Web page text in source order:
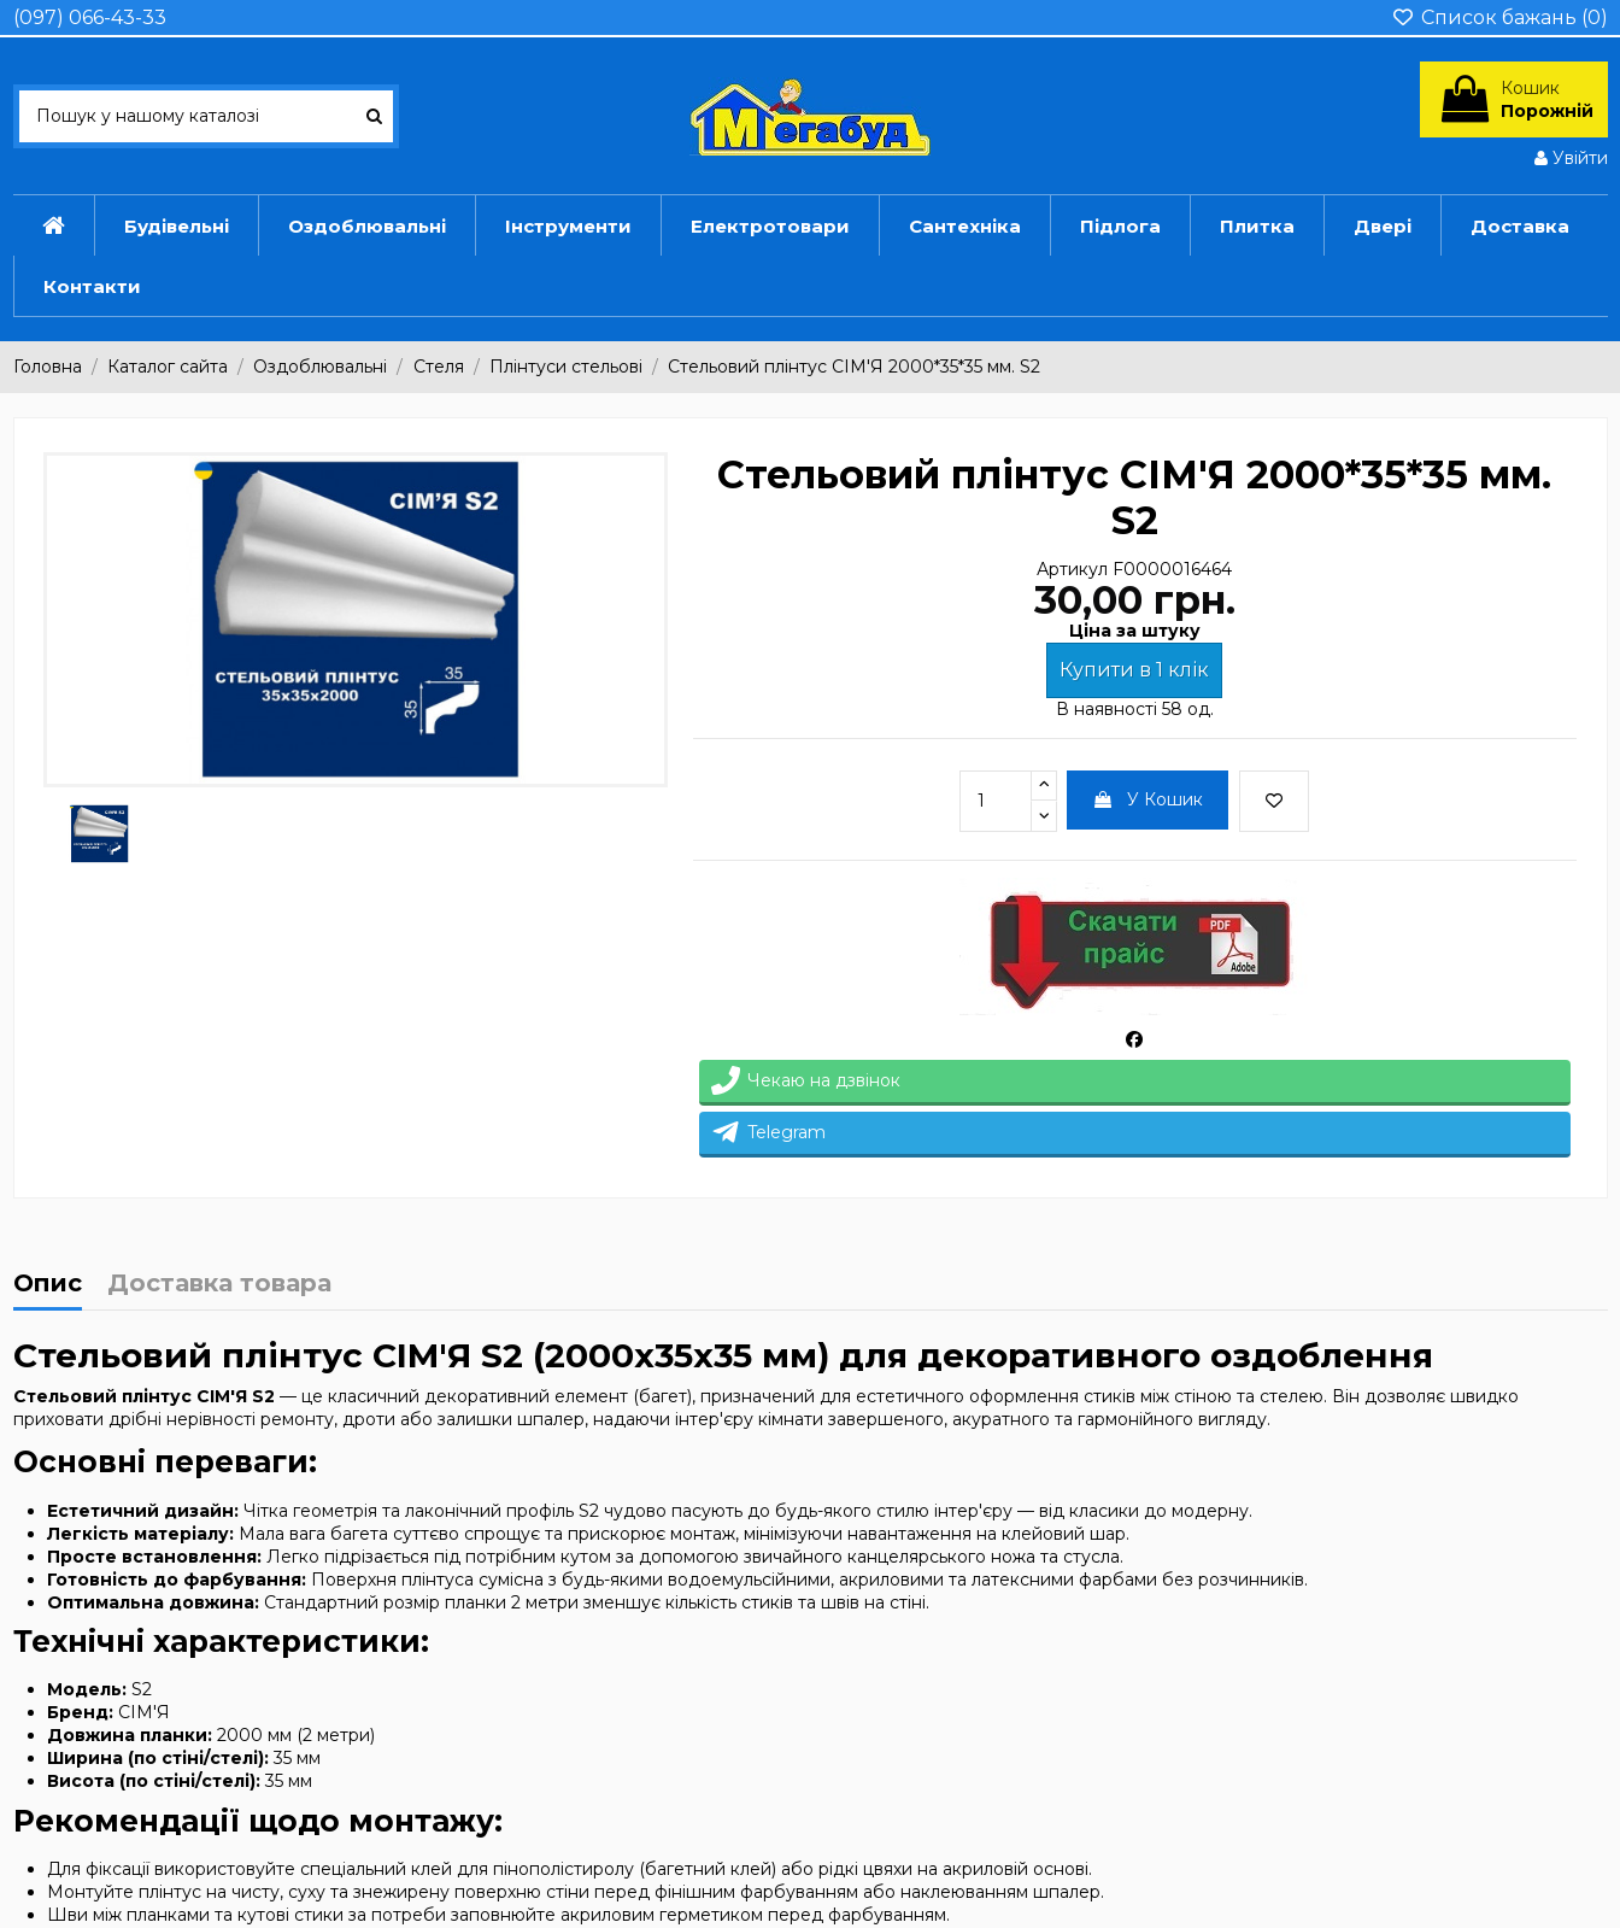
(097) 066-43-33 Список бажань (0)
Кошик
Порожній
Увійти
Будівельні Оздоблювальні Інструменти Електротовари Сантехніка Підлога Плитка Двері Доставка
Контакти
Головна Каталог сайта Оздоблювальні Стеля Плінтуси стельові Стельовий плінтус СІМ'Я 2000*35*35 мм. S2
Стельовий плінтус СІМ'Я 2000*35*35 мм.
S2
Артикул F0000016464
30,00 грн.
Ціна за штуку
Купити в 1 клік
В наявності 58 од.
У Кошик
Чекаю на дзвінок
Telegram
Опис Доставка товара
Стельовий плінтус СІМ'Я S2 (2000х35х35 мм) для декоративного оздоблення
Стельовий плінтус СІМ'Я S2 — це класичний декоративний елемент (багет), призначений для естетичного оформлення стиків між стіною та стелею. Він дозволяє швидко
приховати дрібні нерівності ремонту, дроти або залишки шпалер, надаючи інтер'єру кімнати завершеного, акуратного та гармонійного вигляду.
Основні переваги:
Естетичний дизайн:Чітка геометрія та лаконічний профіль S2 чудово пасують до будь-якого стилю інтер'єру — від класики до модерну.
Легкість матеріалу:Мала вага багета суттєво спрощує та прискорює монтаж, мінімізуючи навантаження на клейовий шар.
Просте встановлення:Легко підрізається під потрібним кутом за допомогою звичайного канцелярського ножа та стусла.
Готовність до фарбування:Поверхня плінтуса сумісна з будь-якими водоемульсійними, акриловими та латексними фарбами без розчинників.
Оптимальна довжина:Стандартний розмір планки 2 метри зменшує кількість стиків та швів на стіні.
Технічні характеристики:
Модель:S2
Бренд:СІМ'Я
Довжина планки:2000 мм (2 метри)
Ширина (по стіні/стелі):35 мм
Висота (по стіні/стелі):35 мм
Рекомендації щодо монтажу:
Для фіксації використовуйте спеціальний клей для пінополістиролу (багетний клей) або рідкі цвяхи на акриловій основі.
Монтуйте плінтус на чисту, суху та знежирену поверхню стіни перед фінішним фарбуванням або наклеюванням шпалер.
Шви між планками та кутові стики за потреби заповнюйте акриловим герметиком перед фарбуванням.